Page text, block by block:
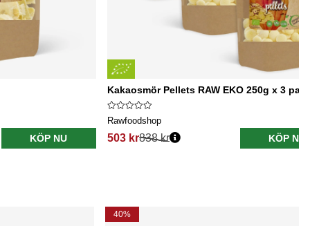
KÖP NU
Kakaosmör Pellets RAW EKO 250g x 3
Rawfoodshop
503 kr838 kr KÖP NU
40%